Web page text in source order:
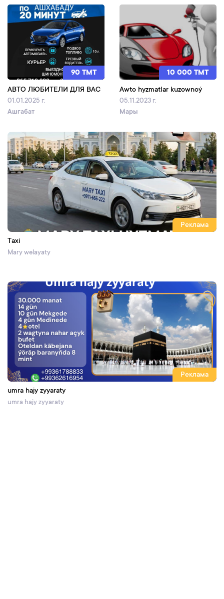
90 TMT
АВТО ЛЮБИТЕЛИ ДЛЯ ВАС
01.01.2025 г.
Ашгабат
10 000 TMT
Awto hyzmatlar kuzownoý
05.11.2023 г.
Мары
Реклама
Taxi
Mary welayaty
Реклама
umra hajy zyyaraty
umra hajy zyyaraty